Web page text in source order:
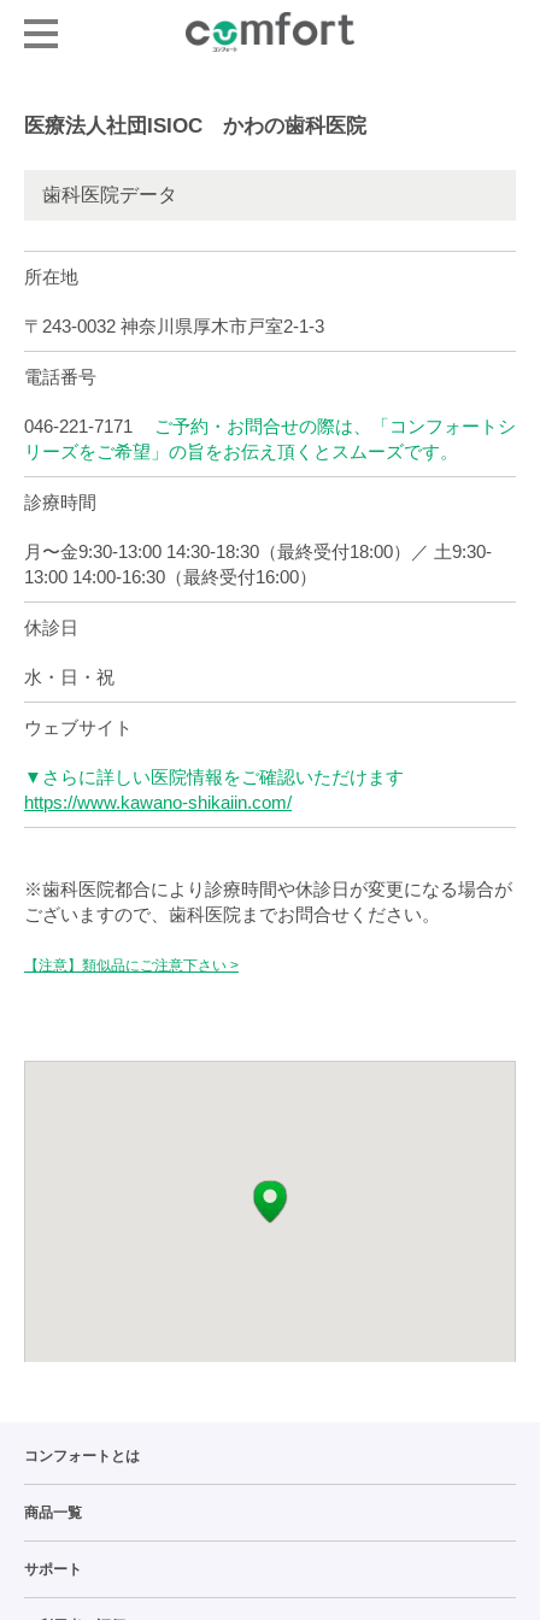
医療法人社団ISIOC かわの歯科医院
歯科医院データ
所在地
〒243-0032 神奈川県厚木市戸室2-1-3
電話番号
046-221-7171
ご予約・お問合せの際は、「コンフォートシ
リーズをご希望」の旨をお伝え頂くとスムーズです。
診療時間
月〜金9:30-13:00 14:30-18:30（最終受付18:00）／ 土9:30-
13:00 14:00-16:30（最終受付16:00）
休診日
水・日・祝
ウェブサイト
▼さらに詳しい医院情報をご確認いただけます
https://www.kawano-shikaiin.com/
※歯科医院都合により診療時間や休診日が変更になる場合が
ございますので、歯科医院までお問合せください。
【注意】類似品にご注意下さい >
コンフォートとは
商品一覧
サポート